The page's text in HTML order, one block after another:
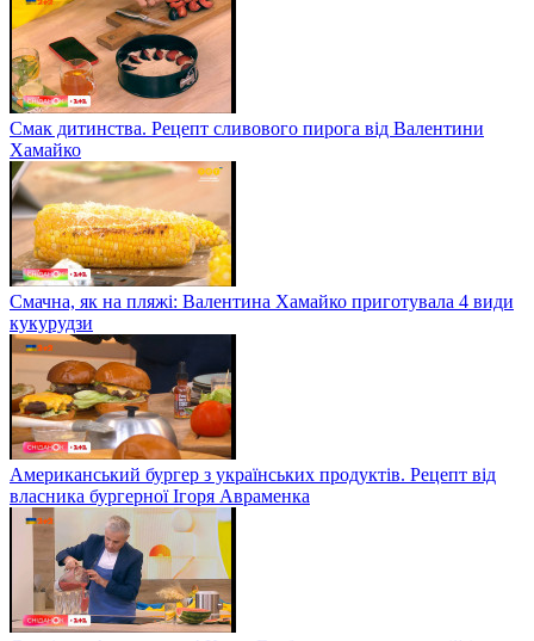
Смак дитинства. Рецепт сливового пирога від Валентини
Хамайко
Смачна, як на пляжі: Валентина Хамайко приготувала 4 види
кукурудзи
Американський бургер з українських продуктів. Рецепт від
власника бургерної Ігоря Авраменка